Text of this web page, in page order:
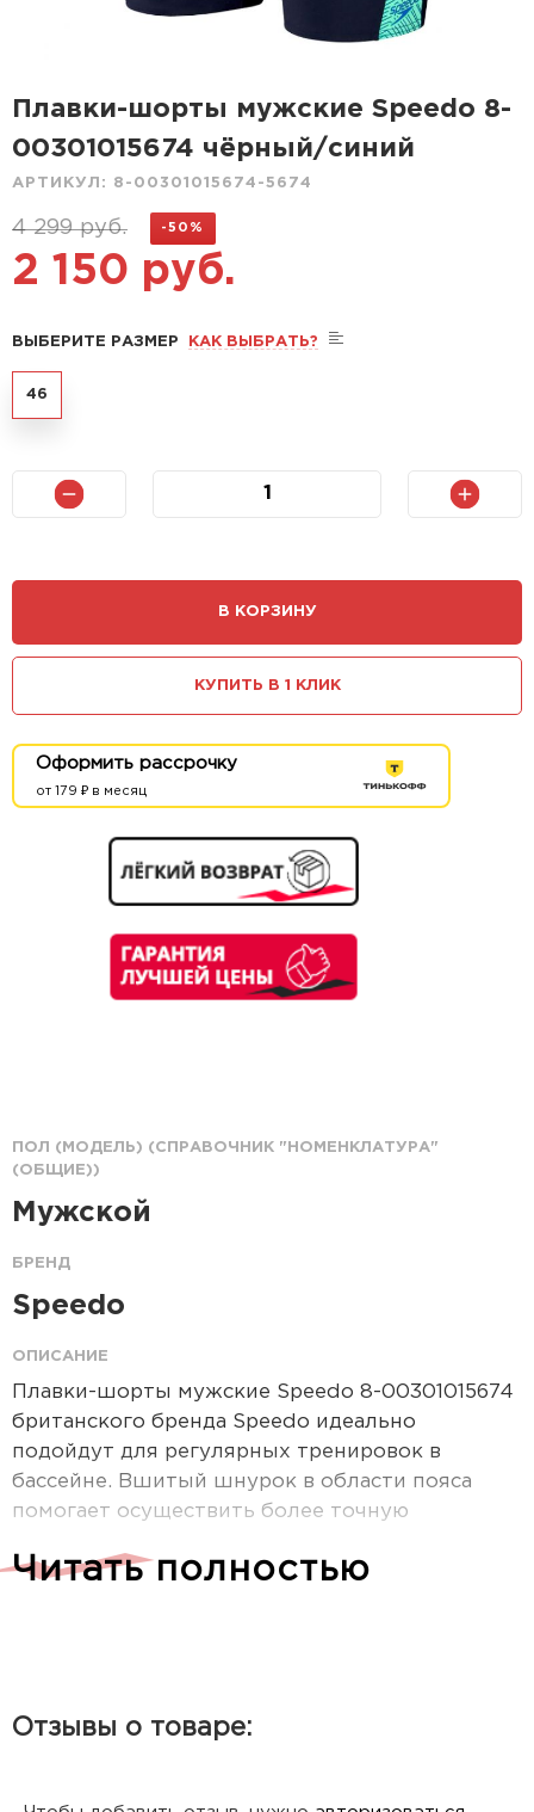
Плавки-шорты мужские Speedo 8-
00301015674 чёрный/синий
АРТИКУЛ: 8-00301015674-5674
2 150 руб.
4 299 руб. -50%
ВЫБЕРИТЕ РАЗМЕР КАК ВЫБРАТЬ?
46
В КОРЗИНУ
КУПИТЬ В 1 КЛИК
Оформить рассрочку
от 179 ₽ в месяц
ПОЛ (МОДЕЛЬ) (СПРАВОЧНИК "НОМЕНКЛАТУРА"
(ОБЩИЕ))
Мужской
БРЕНД
Speedo
ОПИСАНИЕ
Плавки-шорты мужские Speedo 8-00301015674
британского бренда Speedo идеально
подойдут для регулярных тренировок в
бассейне. Вшитый шнурок в области пояса
помогает осуществить более точную
материал Endurance10 отличается повышенной
Читать полностью
Отзывы о товаре: